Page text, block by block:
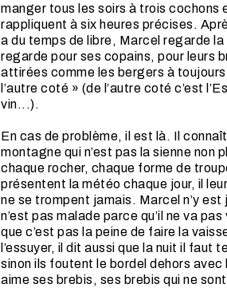
manger tous les soirs à trois cochons
rappliquent à six heures précises.
a du temps de libre, Marcel regarde
regarde pour ses copains, pour leurs
attirées comme les bergers à
l’autre coté » (de l’autre coté c’est
vin...).
En cas de problème, il est là. Il
montagne qui n’est pas la sienne non
chaque rocher, chaque forme de
présentent la météo chaque jour, il
ne se trompent jamais. Marcel n’y est
n’est pas malade parce qu’il ne va
que c’est pas la peine de faire la
l’essuyer, il dit aussi que la nuit il faut
sinon ils foutent le bordel dehors avec
aime ses brebis, ses brebis qui ne